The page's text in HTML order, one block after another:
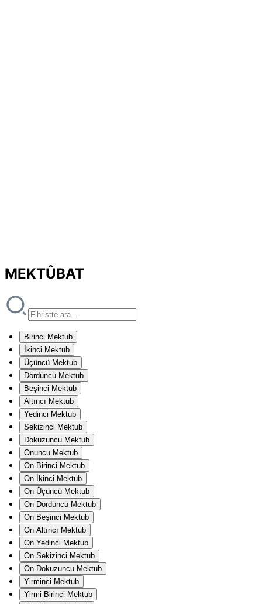
MEKTÛBAT
Birinci Mektub
İkinci Mektub
Üçüncü Mektub
Dördüncü Mektub
Beşinci Mektub
Altıncı Mektub
Yedinci Mektub
Sekizinci Mektub
Dokuzuncu Mektub
Onuncu Mektub
On Birinci Mektub
On İkinci Mektub
On Üçüncü Mektub
On Dördüncü Mektub
On Beşinci Mektub
On Altıncı Mektub
On Yedinci Mektub
On Sekizinci Mektub
On Dokuzuncu Mektub
Yirminci Mektub
Yirmi Birinci Mektub